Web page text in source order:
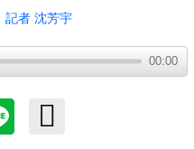
記者 沈芳宇
00:00